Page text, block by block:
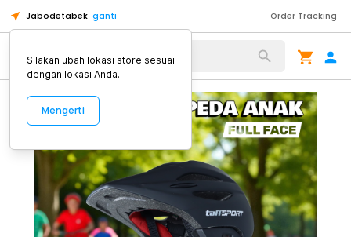
Jabodetabek ganti Order Tracking
Alat Kopi
Silakan ubah lokasi store sesuai
dengan lokasi Anda.
Mengerti